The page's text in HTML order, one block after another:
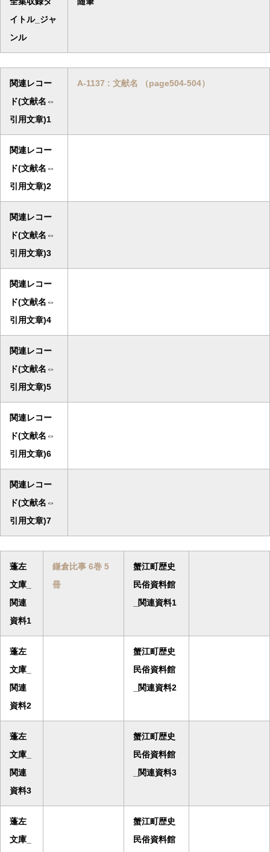
イトル_ジャ
ンル
関連レコー
ド(文献名⇔
引用文章)1
A-1137 : 文献名 （page504-504）
関連レコー
ド(文献名⇔
引用文章)2
関連レコー
ド(文献名⇔
引用文章)3
関連レコー
ド(文献名⇔
引用文章)4
関連レコー
ド(文献名⇔
引用文章)5
関連レコー
ド(文献名⇔
引用文章)6
関連レコー
ド(文献名⇔
引用文章)7
蓬左
文庫_
関連
資料1
鎌倉比事 6巻 5
冊
蟹江町歴史
民俗資料館
_関連資料1
蓬左
文庫_
関連
資料2
蟹江町歴史
民俗資料館
_関連資料2
蓬左
文庫_
関連
資料3
蟹江町歴史
民俗資料館
_関連資料3
蓬左
文庫_
蟹江町歴史
民俗資料館